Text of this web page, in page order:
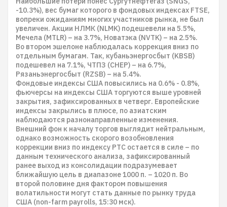
-10.3%), вес бумаг которого в фондовых индексах FTSE,
вопреки ожиданиям многих участников рынка, не был
увеличен. Акции НЛМК (NLMK) подешевели на 5.5%,
Мечела (MTLR) – на 3.7%, Новатэка (NVTK) – на 2.5%.
Во втором эшелоне наблюдалась коррекция вниз по
отдельным бумагам. Так, кубаньэнергосбыт (KBSB)
подешевел на 7.1%, ЧТПЗ (CHEP) – на 6.7%,
Рязаньэнергосбыт (RZSB) – на 5.4%.
Фондовые индексы США повысились на 0.6% - 0.8%,
фьючерсы на индексы США торгуются выше уровней
закрытия, зафиксированных в четверг. Европейские
индексы закрылись в плюсе, по азиатским
наблюдаются разнонаправленные изменения.
Внешний фон к началу торгов выглядит нейтральным,
однако возможность скорого возобновления
коррекции вниз по индексу РТС остается в силе – по
данным технического анализа, зафиксированный
ранее выход из консолидации подразумевает
ближайшую цель в диапазоне 1000 п. – 1020 п. Во
второй половине дня фактором повышения
волатильности могут стать данные по рынку труда
США (non-farm payrolls, 15:30 мск).